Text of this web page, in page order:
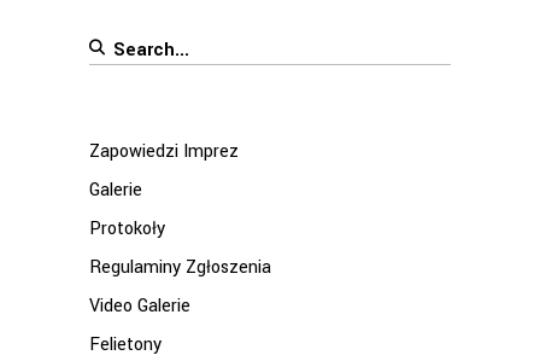
Search
Zapowiedzi Imprez
Galerie
Protokoły
Regulaminy Zgłoszenia
Video Galerie
Felietony